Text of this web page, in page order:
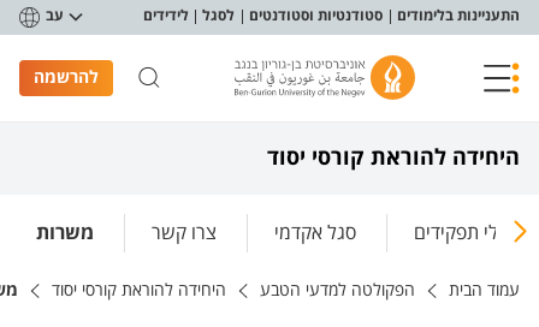
תפריט נגישות
התעניינות בלימודים סטודנטיות וסטודנטים לסגל לידידים עב
להרשמה
היחידה להוראת קורסי יסוד
בעלי תפקידים סגל אקדמי צרו קשר משרות
עמוד הבית הפקולטה למדעי הטבע היחידה להוראת קורסי יסוד